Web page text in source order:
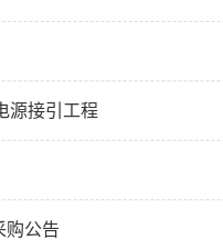
源接引工程
购公告